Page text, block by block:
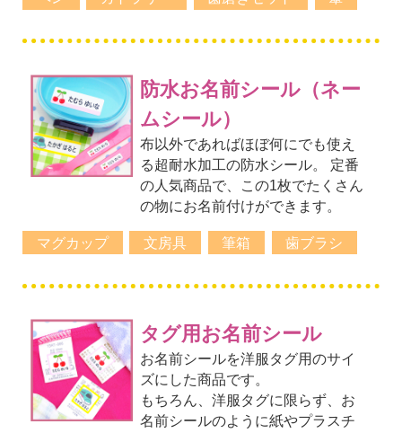
防水お名前シール（ネー
ムシール）
布以外であればほぼ何にでも使え
る超耐水加工の防水シール。 定番
の人気商品で、この1枚でたくさん
の物にお名前付けができます。
マグカップ 文房具 筆箱 歯ブラシ
タグ用お名前シール
お名前シールを洋服タグ用のサイ
ズにした商品です。
もちろん、洋服タグに限らず、お
名前シールのように紙やプラスチ